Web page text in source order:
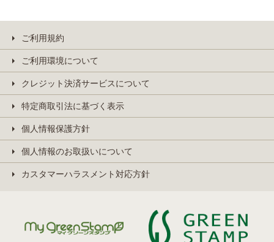
ご利用規約
ご利用環境について
クレジット決済サービスについて
特定商取引法に基づく表示
個人情報保護方針
個人情報のお取扱いについて
カスタマーハラスメント対応方針